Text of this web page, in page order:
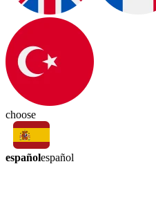
choose
españolespañol